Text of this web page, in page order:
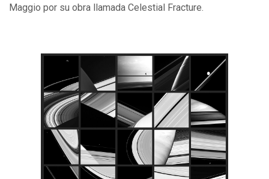
Maggio por su obra llamada Celestial Fracture.